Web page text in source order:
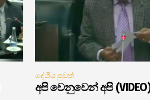
දේශීය පුවත්
අපි වෙනුවෙන් අපි